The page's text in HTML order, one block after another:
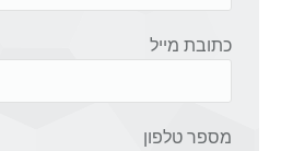
כתובת מייל
מספר טלפון